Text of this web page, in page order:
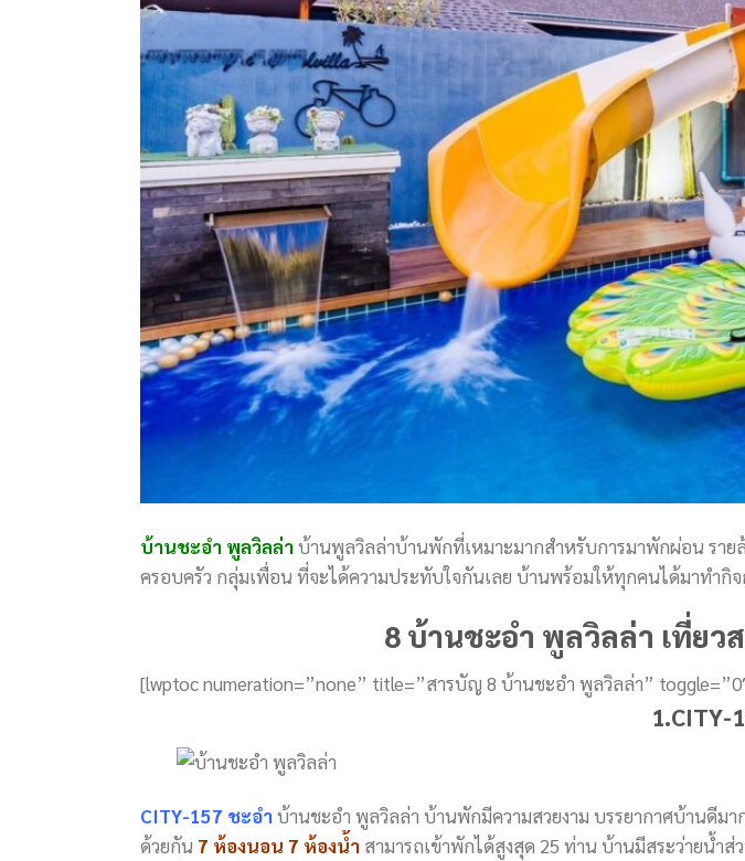
บ้านชะอํา พูลวิลล่าบ้านพูลวิลล่าบ้านพักที่เหมาะมากสำหรับการมาพักผ่อน รา
ครอบครัว กลุ่มเพื่อน ที่จะได้ความประทับใจกันเลย บ้านพร้อมให้ทุกคนได้มาทำกิจ
8 บ้านชะอํา พูลวิลล่า เที่ยว
[lwptoc numeration=”none” title=”สารบัญ 8 บ้านชะอํา พูลวิลล่า”
1.CITY-
CITY-157 ชะอำ บ้านชะอํา พูลวิลล่า บ้านพักมีความสวยงาม บรรยากาศบ้านดี
ด้วยกัน 7 ห้องนอน 7 ห้องน้ำ สามารถเข้าพักได้สูงสุด 25 ท่าน บ้านมีสระว่ายน้ำ